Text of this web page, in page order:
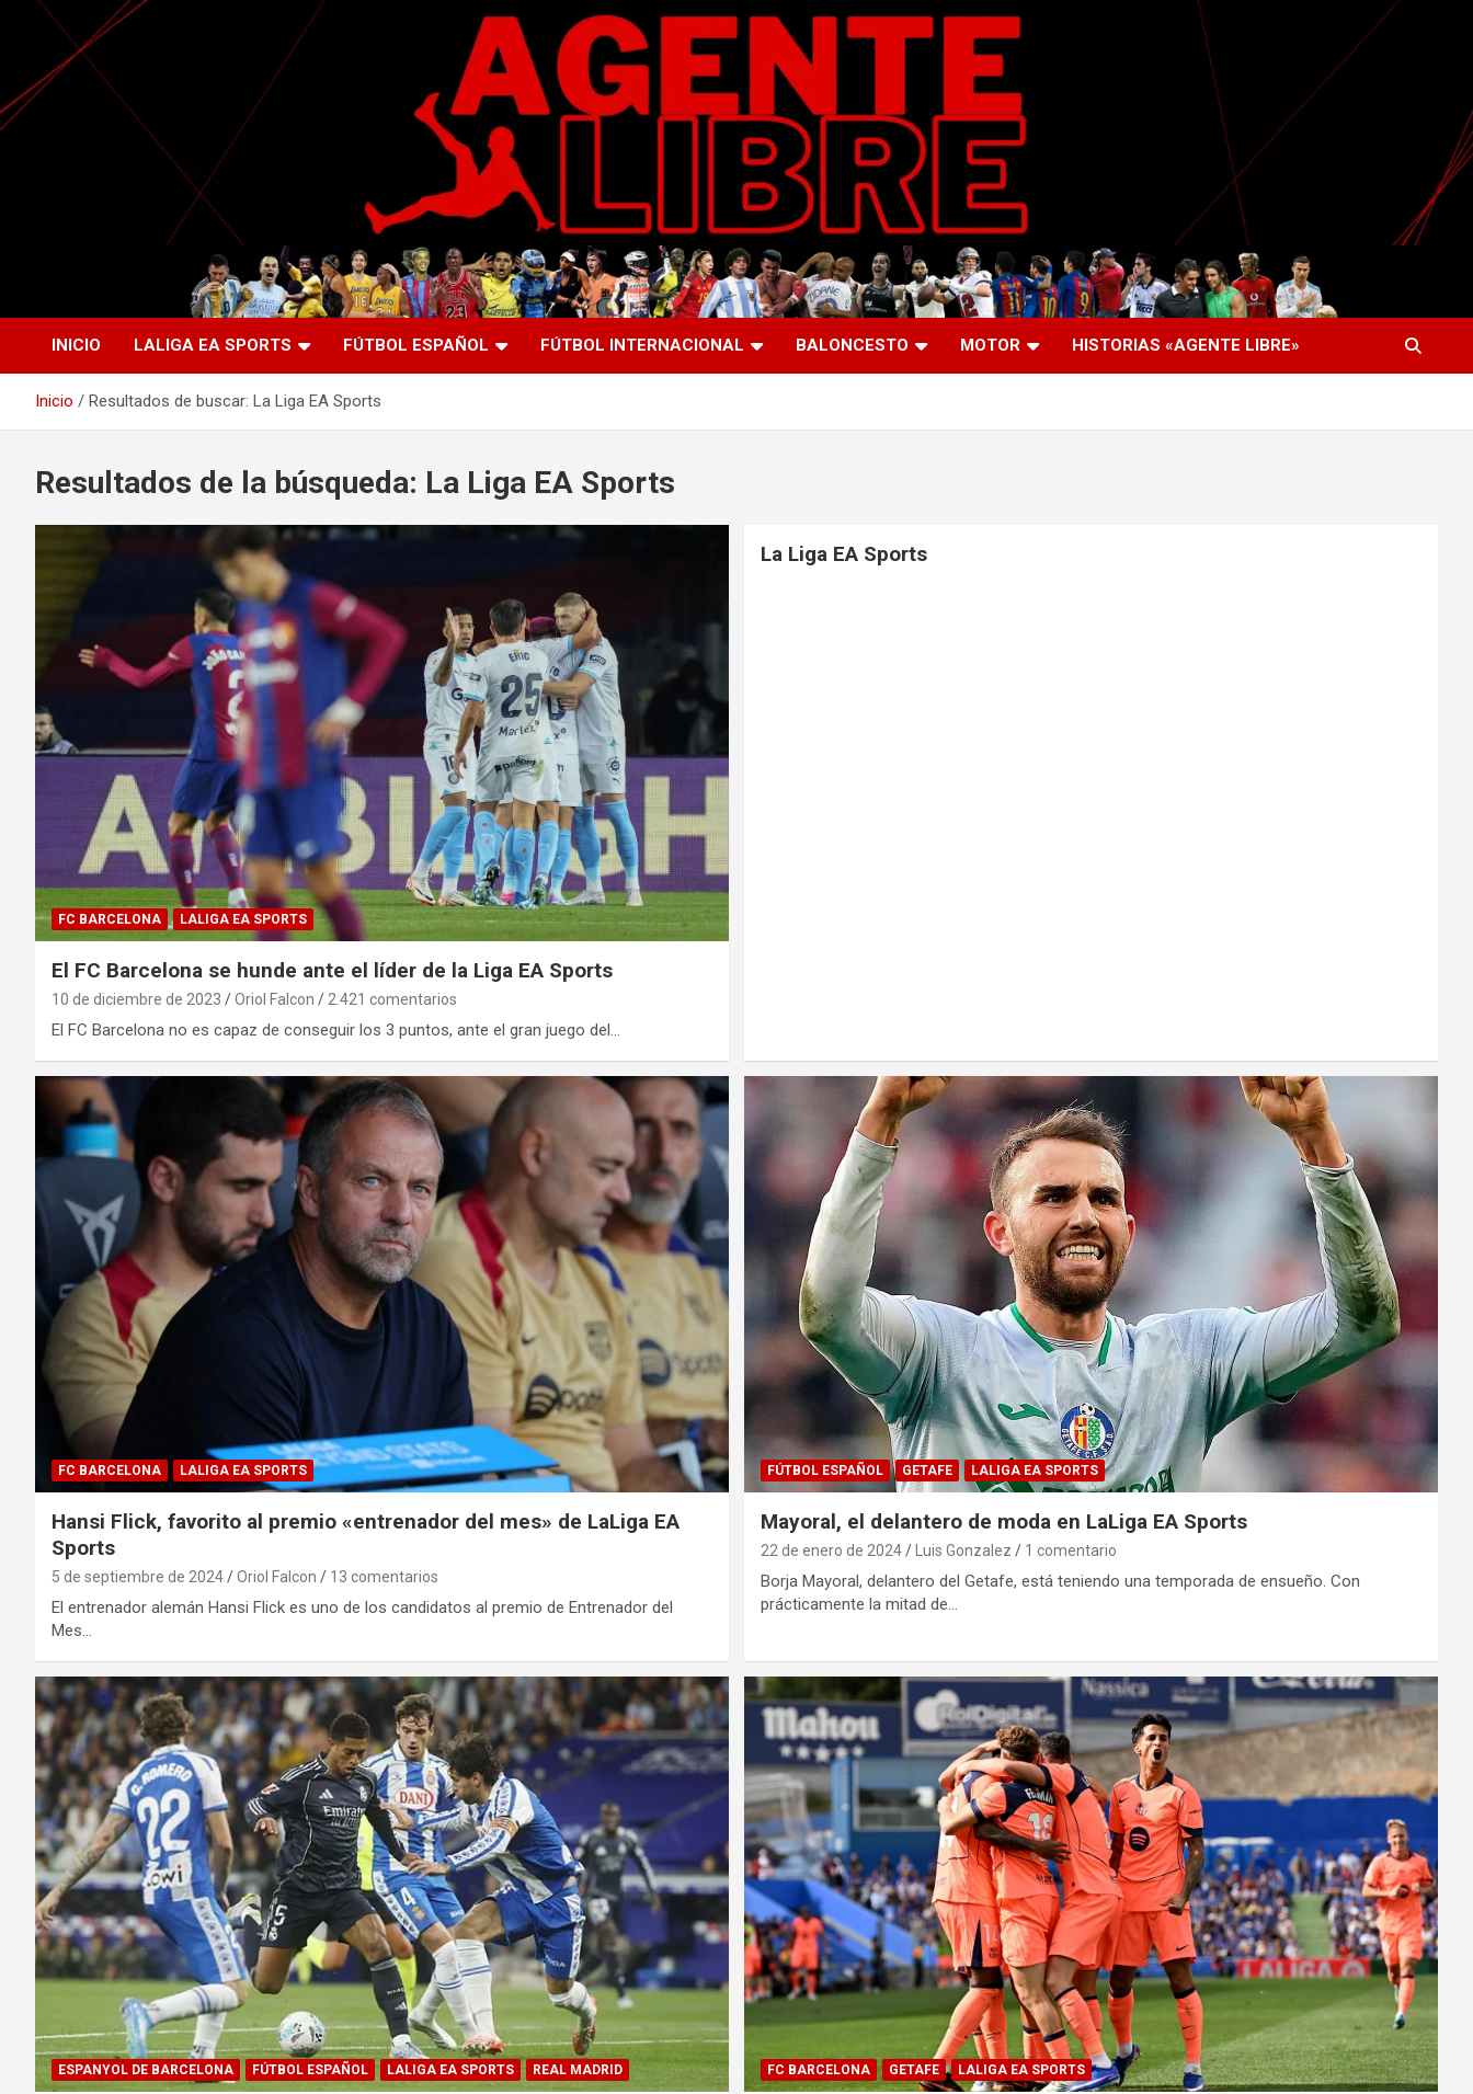
Saltar
contenido
Agente Libre Digital
La nueva generación del periodismo deportivo.
INICIO LALIGA EA SPORTS FÚTBOL ESPAÑOL FÚTBOL INTERNACIONAL BALONCESTO MOTOR HISTORIAS «AGENTE LIBRE»
Inicio Resultados de buscar: La Liga EA Sports
Resultados de la búsqueda: La Liga EA Sports
FC BARCELONA LALIGA EA SPORTS
El FC Barcelona se hunde ante el líder de la Liga EA Sports
10 de diciembre de 2023 Oriol Falcon 2.421 comentarios
El FC Barcelona no es capaz de conseguir los 3 puntos, ante el gran juego del…
La Liga EA Sports
FC BARCELONA LALIGA EA SPORTS
Hansi Flick, favorito al premio «entrenador del mes» de LaLiga EA
Sports
5 de septiembre de 2024 Oriol Falcon 13 comentarios
El entrenador alemán Hansi Flick es uno de los candidatos al premio de Entrenador del
Mes…
FÚTBOL ESPAÑOL GETAFE LALIGA EA SPORTS
Mayoral, el delantero de moda en LaLiga EA Sports
22 de enero de 2024 Luis Gonzalez 1 comentario
Borja Mayoral, delantero del Getafe, está teniendo una temporada de ensueño. Con
prácticamente la mitad de…
ESPANYOL DE BARCELONA FÚTBOL ESPAÑOL LALIGA EA SPORTS REAL MADRID FC BARCELONA GETAFE LALIGA EA SPORTS